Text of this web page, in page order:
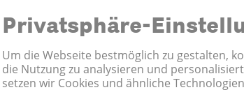
erreichbar.
Sie das Coop Tagungszentrum
mit den öffentlichen Verkehrsmitteln.